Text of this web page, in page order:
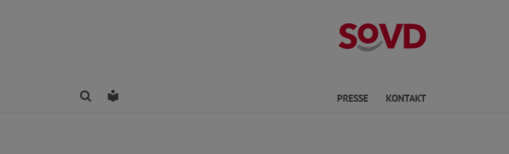
Kreisverband
FindenLeichte Sprache PRESSE KONTAKT